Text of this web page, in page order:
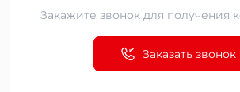
Закажите звонок для получения
Заказать звонок